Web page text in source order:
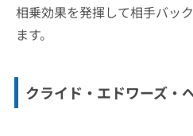
相乗効果を発揮して相手バッ
ます。
クライド・エドワーズ・